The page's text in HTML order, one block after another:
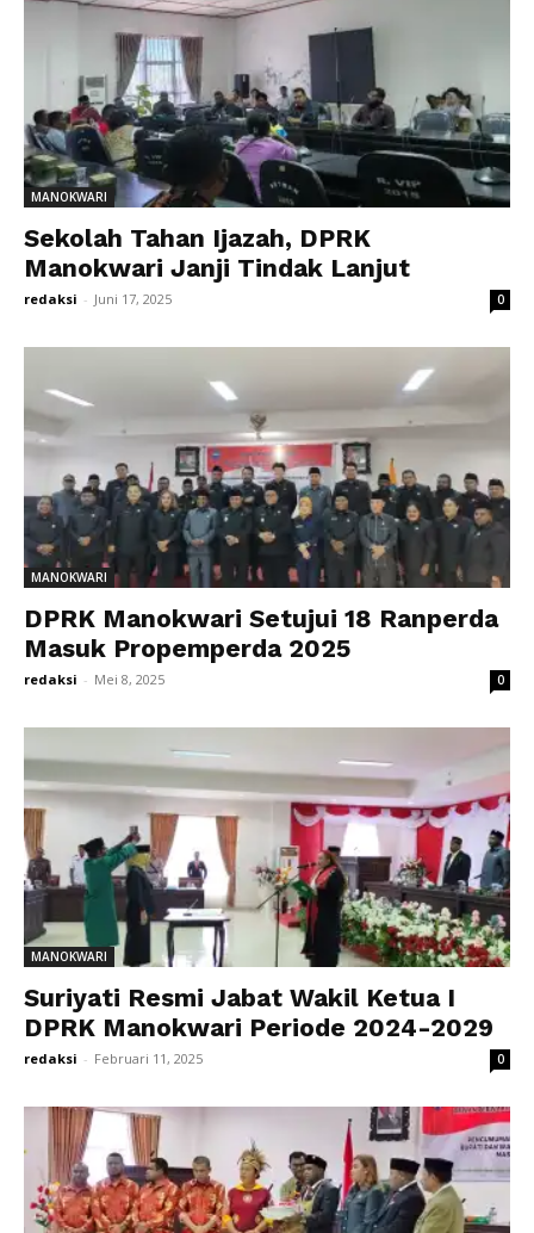
MANOKWARI
Sekolah Tahan Ijazah, DPRK
Manokwari Janji Tindak Lanjut
redaksi - Juni 17, 2025 0
MANOKWARI
DPRK Manokwari Setujui 18 Ranperda
Masuk Propemperda 2025
redaksi - Mei 8, 2025 0
MANOKWARI
Suriyati Resmi Jabat Wakil Ketua I
DPRK Manokwari Periode 2024-2029
redaksi - Februari 11, 2025 0